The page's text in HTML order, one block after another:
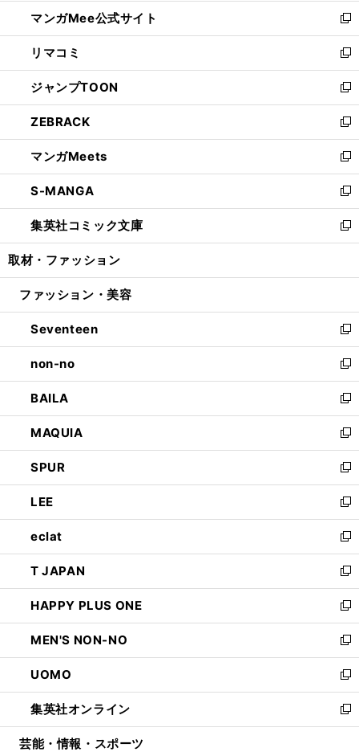
く
ド
ウ
で
開
く
ウ
ィ
ン
ド
ウ
で
開
く
し
い
ウ
ィ
ン
ド
ウ
で
開
く
マンガMee公式サイト
新
し
い
ウ
ィ
ン
ド
ウ
で
開
く
リマコミ
新
し
い
ウ
ィ
ン
ド
ウ
で
開
く
ジャンプTOON
新
し
い
ウ
ィ
ン
ド
ウ
で
開
ZEBRACK
新
し
い
ウ
ィ
ン
ド
ウ
開
マンガMeets
新
し
い
ウ
ィ
ン
ウ
開
く
S-MANGA
新
し
い
ウ
ン
ウ
で
開
く
集英社コミック文庫
新
し
ウ
ン
ド
ウ
で
開
く
取材・ファッション
ファッション・美容
Seventeen
新
し
い
ウ
ィ
ン
ド
ウ
で
開
く
non-no
新
し
い
ウ
ィ
ン
ド
ウ
で
開
く
BAILA
新
し
い
ウ
ィ
ン
ド
ウ
で
開
く
MAQUIA
新
し
い
ウ
ィ
ン
ド
ウ
で
開
く
SPUR
新
し
い
ウ
ィ
ン
ド
ウ
で
開
く
LEE
新
し
い
ウ
ィ
ン
ド
ウ
で
開
く
eclat
新
し
い
ウ
ィ
ン
ド
ウ
で
開
く
T JAPAN
新
し
い
ウ
ィ
ン
ド
ウ
で
開
HAPPY PLUS ONE
新
し
い
ウ
ィ
ン
ド
ウ
MEN'S NON-NO
新
し
い
ウ
ィ
ン
UOMO
新
し
い
ウ
集英社オンライン
新
し
芸能・情報・スポーツ